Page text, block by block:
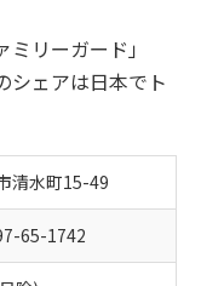
リーガード」
シェアは日本でト
清水町15-49
65-1742